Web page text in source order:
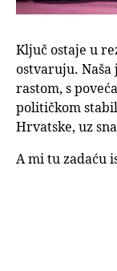
Ključ ostaje u
ostvaruju. Naša
rastom, s
političkom
Hrvatske, uz
A mi tu zadaću